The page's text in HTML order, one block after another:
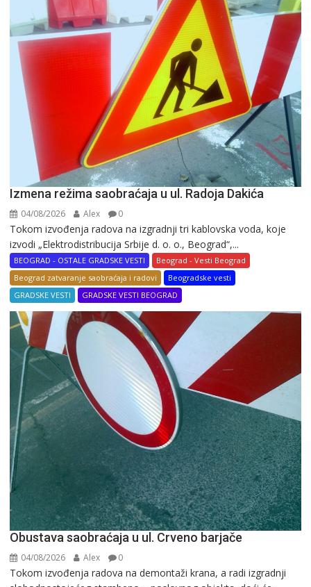
Izmena režima saobraćaja u ul. Radoja Dakića
04/08/2026 Alex 0
Tokom izvođenja radova na izgradnji tri kablovska voda, koje
izvodi „Elektrodistribucija Srbije d. o. o., Beograd“,...
BEOGRAD - OSTALE GRADSKE VESTI
Beograd - Vesti Beograd
Beograd zatvaranje saobraćaja i radovi
Beogradske vesti
GRADSKE VESTI
GRADSKE VESTI BEOGRAD
Obustava saobraćaja u ul. Crveno barjače
04/08/2026 Alex 0
Tokom izvođenja radova na demontaži krana, a radi izgradnji